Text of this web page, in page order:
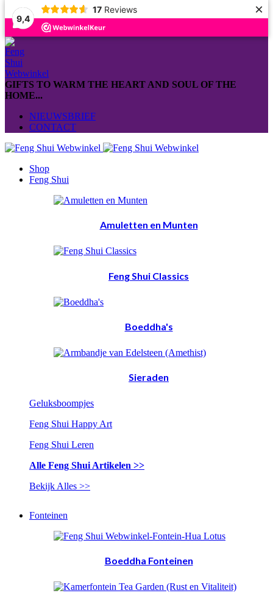
9,4
17 Reviews ×
GIFTS TO WARM THE HEART AND SOUL OF THE
HOME...
NIEUWSBRIEF
CONTACT
Shop
Feng Shui
Amuletten en Munten
Feng Shui Classics
Boeddha's
Sieraden
Geluksboompjes
Feng Shui Happy Art
Feng Shui Leren
Alle Feng Shui Artikelen >>
Bekijk Alles >>
Fonteinen
Boeddha Fonteinen